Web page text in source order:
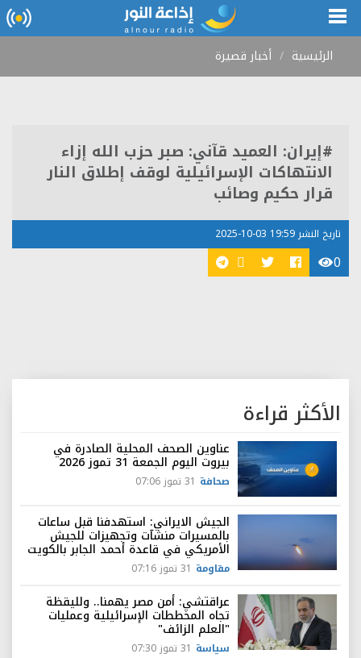
الرئيسية أخبار قصيرة
#إيران: العميد قآني: صبر حزب الله إزاء
الانتهاكات الإسرائيلية لوقف إطلاق النار
قرار حكيم وصائب
تاريخ النشر 19:59 03-10-2025
0
الأكثر قراءة
عناوين الصحف المحلية الصادرة في
بيروت اليوم الجمعة 31 تموز 2026
صحافة 31 تموز 07:06
الجيش الايراني: استهدفنا قبل ساعات
بالمسيرات منشآت وتجهيزات للجيش
الأمريكي في قاعدة أحمد الجابر بالكويت
مقاومة 31 تموز 07:16
عراقتشي: أمن مصر يهمنا.. ولليقظة
تجاه المخططات الإسرائيلية وعمليات
"العلم الزائف"
سياسة 31 تموز 07:30